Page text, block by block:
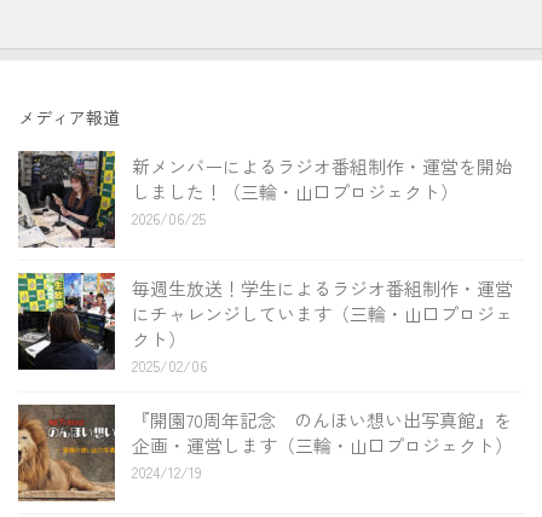
メディア報道
新メンバーによるラジオ番組制作・運営を開始
しました！（三輪・山口プロジェクト）
2026/06/25
毎週生放送！学生によるラジオ番組制作・運営
にチャレンジしています（三輪・山口プロジェ
クト）
2025/02/06
『開園70周年記念 のんほい想い出写真館』を
企画・運営します（三輪・山口プロジェクト）
2024/12/19